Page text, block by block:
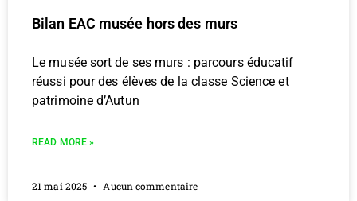
Bilan EAC musée hors des murs
Le musée sort de ses murs : parcours éducatif
réussi pour des élèves de la classe Science et
patrimoine d’Autun
READ MORE »
21 mai 2025 Aucun commentaire